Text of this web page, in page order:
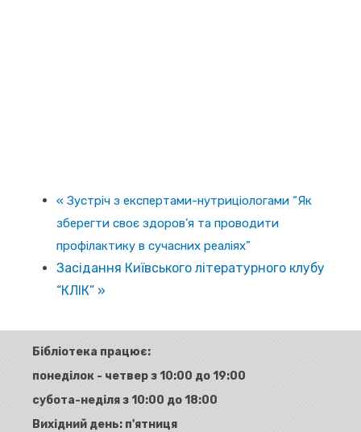
« Зустріч з експертами-нутриціологами “Як
зберегти своє здоров’я та проводити
профілактику в сучасних реаліях”
Засідання Київського літературного клубу
“КЛІК” »
Бібліотека працює:
понеділок - четвер з 10:00 до 19:00
субота-неділя з 10:00 до 18:00
Вихідний день: п'ятниця